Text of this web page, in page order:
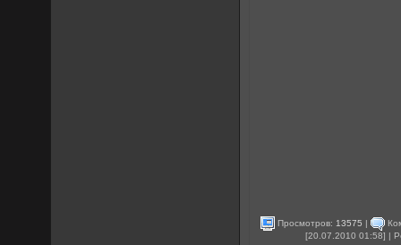
Просмотров: 13575 |
[20.07.2010 01:58] |